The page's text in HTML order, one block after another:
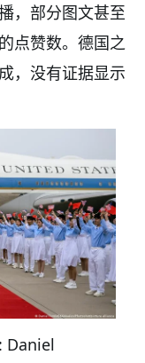
，部分图文甚至
点赞数。德国之
，没有证据显示
Daniel